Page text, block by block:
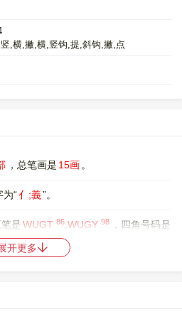
,横,撇,横,竖钩,提,斜钩,撇,点
，总笔画是 15画 。
为“亻;義”。
笔是WUGT 86 ,WUGY 98
，四角号码是
，中文电码是
84 80。
开更多